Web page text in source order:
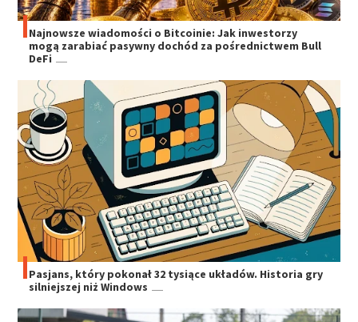
Najnowsze wiadomości o Bitcoinie: Jak inwestorzy
mogą zarabiać pasywny dochód za pośrednictwem Bull
DeFi
Pasjans, który pokonał 32 tysiące układów. Historia gry
silniejszej niż Windows